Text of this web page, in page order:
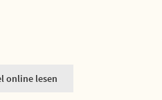
online lesen